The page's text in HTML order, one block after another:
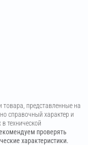
товара, представленные на
справочный характер и
технической
проверять
характеристики.